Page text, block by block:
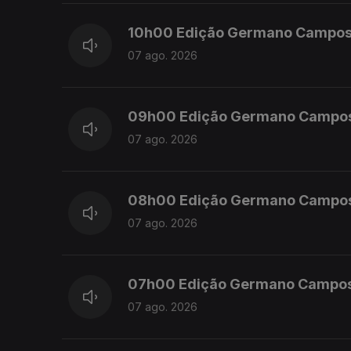
10h00 Edição Germano
07 ago. 2026
09h00 Edição Germano
07 ago. 2026
08h00 Edição Germano
07 ago. 2026
07h00 Edição Germano
07 ago. 2026